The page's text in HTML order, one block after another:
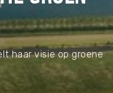
haar visie op groene